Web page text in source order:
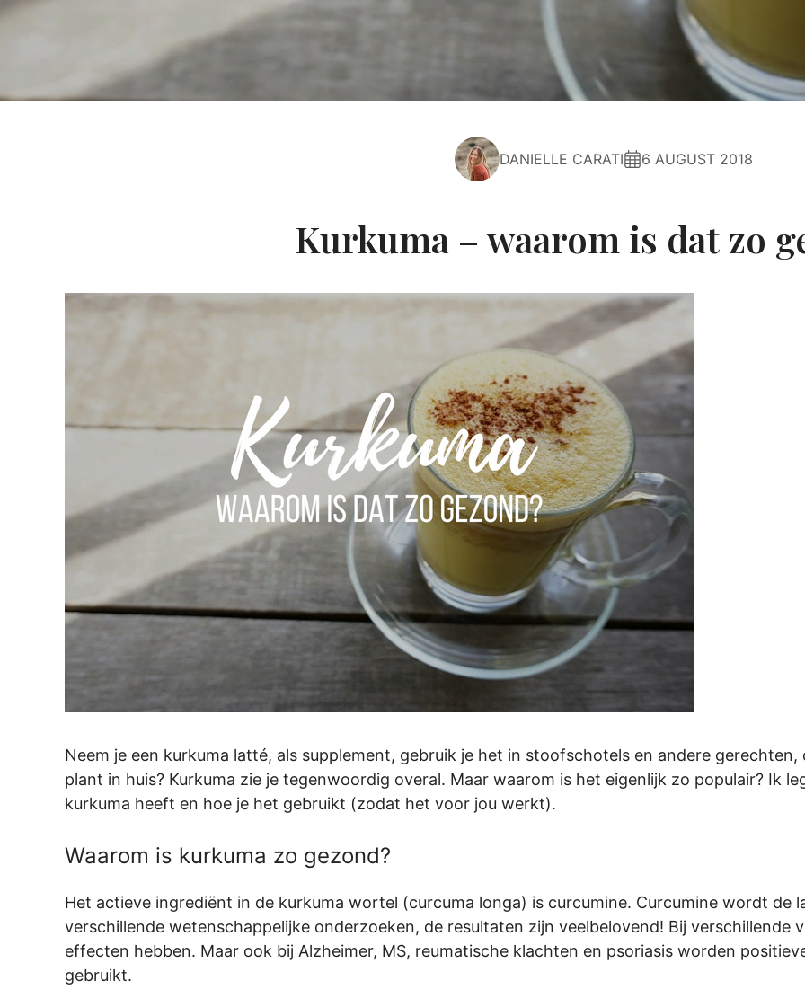
DANIELLE CARATI 6 AUGUST 2018
Kurkuma – waarom is dat zo
Neem je een kurkuma latté, als supplement, gebruik je het in stoofschotels en andere
plant in huis? Kurkuma zie je tegenwoordig overal. Maar waarom is het eigenlijk zo populair? Ik
kurkuma heeft en hoe je het gebruikt (zodat het voor jou werkt).
Waarom is kurkuma zo gezond?
Het actieve ingrediënt in de kurkuma wortel (curcuma longa) is curcumine. Curcumine wordt de
verschillende wetenschappelijke onderzoeken, de resultaten zijn veelbelovend! Bij verschillende
effecten hebben. Maar ook bij Alzheimer, MS, reumatische klachten en psoriasis worden
gebruikt.